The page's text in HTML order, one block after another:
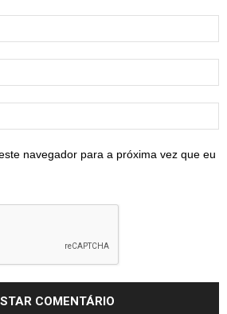
navegador para a próxima vez que eu